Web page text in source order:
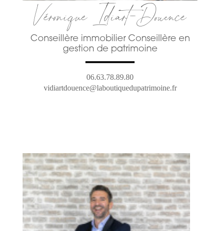
Véronique Idiart-Douence
Conseillère immobilier Conseillère en
gestion de patrimoine
06.63.78.89.80
vidiartdouence@laboutiquedupatrimoine.fr